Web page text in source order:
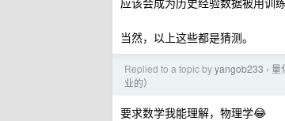
当然，以上这些都是猜测。
Replied to a topic byyangob233 › 量
业的）
要求数学我能理解，物理学😂